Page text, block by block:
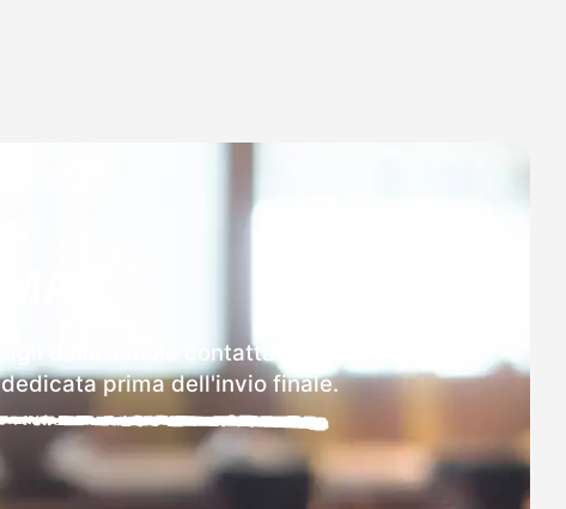
delle scuole contattate.
prima dell'invio finale.